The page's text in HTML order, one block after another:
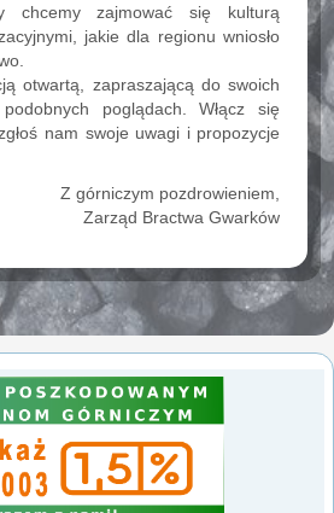
chcemy zajmować się kulturą
jakie dla regionu wniosło
otwartą, zapraszającą do swoich
poglądach. Włącz się
nam swoje uwagi i propozycje
Z górniczym pozdrowieniem,
Zarząd Bractwa Gwarków